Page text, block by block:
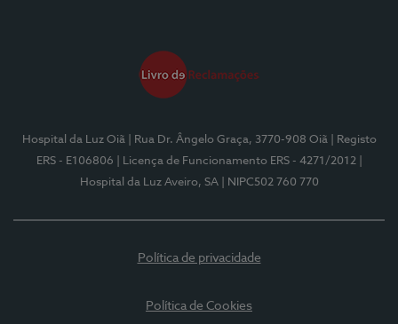
Hospital da Luz Oiã | Rua Dr. Ângelo Graça, 3770-908 Oiã
| Registo
ERS - E106806
| Licença de Funcionamento ERS - 4271/2012
Hospital da Luz Aveiro, SA
| NIPC502 760 770
Política de privacidade
Política de Cookies